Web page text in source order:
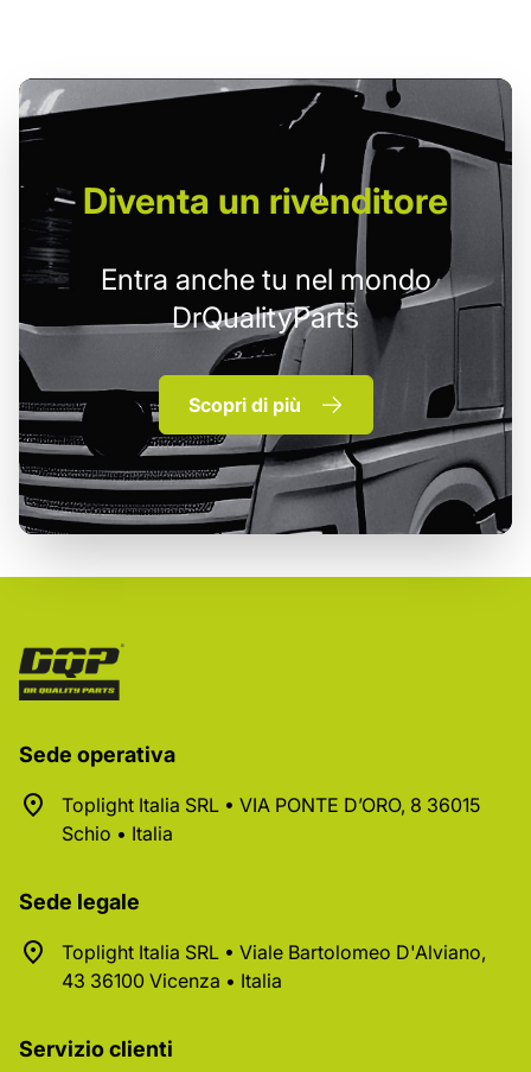
Diventa un rivenditore
Entra anche tu nel mondo
DrQualityParts
Scopri di più
Sede operativa
Toplight Italia SRL • VIA PONTE D’ORO, 8 36015
Schio • Italia
Sede legale
Toplight Italia SRL • Viale Bartolomeo D'Alviano,
43 36100 Vicenza • Italia
Servizio clienti